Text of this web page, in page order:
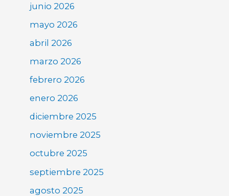
junio 2026
mayo 2026
abril 2026
marzo 2026
febrero 2026
enero 2026
diciembre 2025
noviembre 2025
octubre 2025
septiembre 2025
agosto 2025